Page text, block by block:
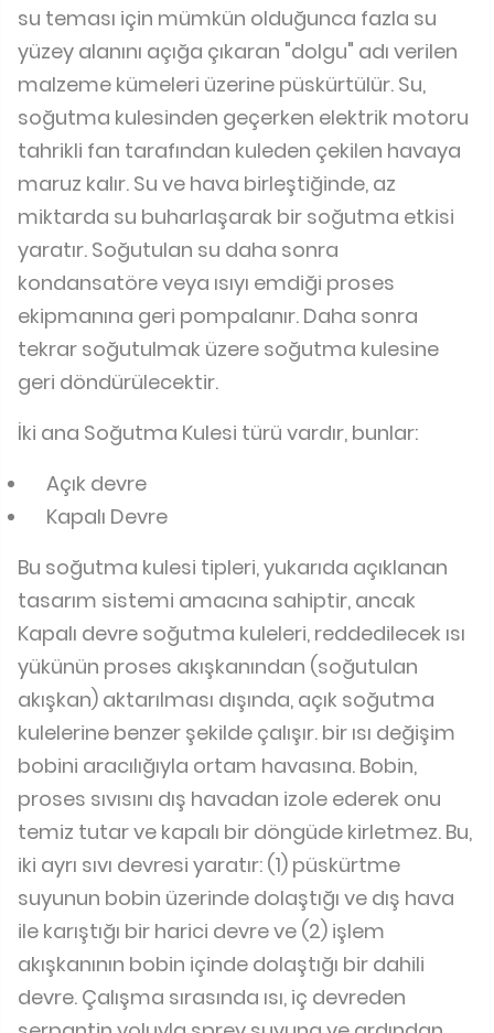
su teması için mümkün olduğunca fazla su
yüzey alanını açığa çıkaran "dolgu" adı verilen
malzeme kümeleri üzerine püskürtülür. Su,
soğutma kulesinden geçerken elektrik motoru
tahrikli fan tarafından kuleden çekilen havaya
maruz kalır. Su ve hava birleştiğinde, az
miktarda su buharlaşarak bir soğutma etkisi
yaratır. Soğutulan su daha sonra
kondansatöre veya ısıyı emdiği proses
ekipmanına geri pompalanır. Daha sonra
tekrar soğutulmak üzere soğutma kulesine
geri döndürülecektir.
İki ana Soğutma Kulesi türü vardır, bunlar:
Açık devre
Kapalı Devre
Bu soğutma kulesi tipleri, yukarıda açıklanan
tasarım sistemi amacına sahiptir, ancak
Kapalı devre soğutma kuleleri, reddedilecek ısı
yükünün proses akışkanından (soğutulan
akışkan) aktarılması dışında, açık soğutma
kulelerine benzer şekilde çalışır. bir ısı değişim
bobini aracılığıyla ortam havasına. Bobin,
proses sıvısını dış havadan izole ederek onu
temiz tutar ve kapalı bir döngüde kirletmez. Bu,
iki ayrı sıvı devresi yaratır: (1) püskürtme
suyunun bobin üzerinde dolaştığı ve dış hava
ile karıştığı bir harici devre ve (2) işlem
akışkanının bobin içinde dolaştığı bir dahili
devre. Çalışma sırasında ısı, iç devreden